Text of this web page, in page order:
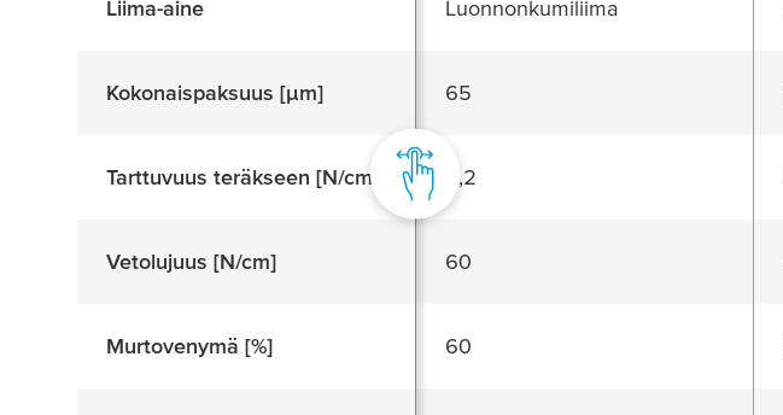
Liima-aine Luonnonkumiliima
Kokonaispaksuus [μm] 65
Tarttuvuus teräkseen [N/cm] 3,2
Vetolujuus [N/cm] 60
Murtovenymä [%] 60